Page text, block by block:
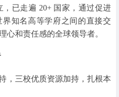
，已走遍 20+ 国家，通过促进
知名高等学府之间的直接交
心和责任感的全球领导者。
，三校优质资源加持，扎根本